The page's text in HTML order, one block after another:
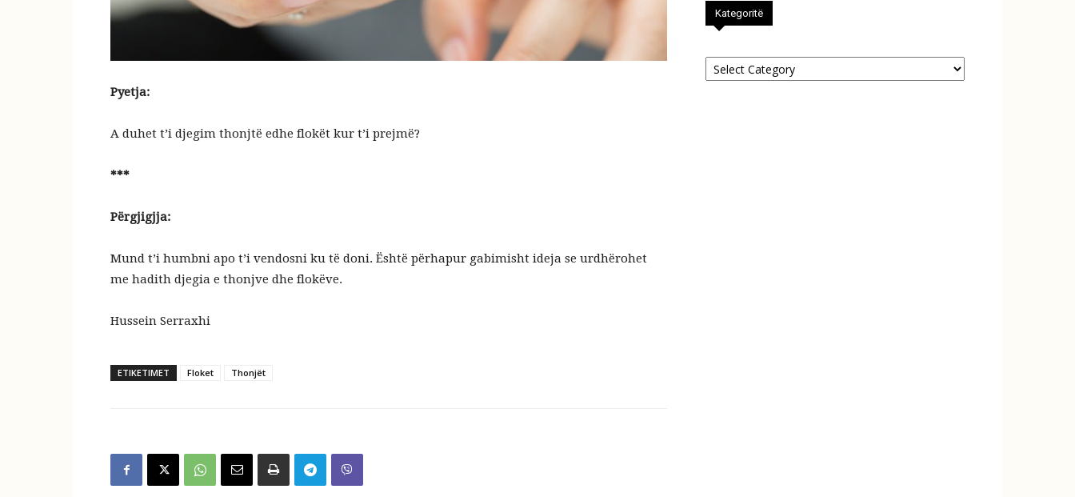
Pyetja:
A duhet t’i djegim thonjtë edhe flokët kur t’i prejmë?
***
Përgjigjja:
Mund t’i humbni apo t’i vendosni ku të doni. Është përhapur gabimisht ideja se urdhërohet
me hadith djegia e thonjve dhe flokëve.
Hussein Serraxhi
ETIKETIMET Floket Thonjët
Kategoritë
Kategoritë